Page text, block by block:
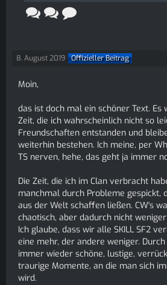
8. August 2019 Offizieller Beitrag
Moin,
das ist doch mal ein schöner Text. Es
Zeit, die ich wahrscheinlich nicht so
Freundschaften entstanden und
weiterhin bestehen. Ich meine, per
TS nerven, hehe, das geht ja immer
Die Zeit, die ich im Clan verbracht
manchmal durch Probleme gespickt,
aus der Welt schaffen ließen. CW's
chaotisch, aber dadurch nicht
Ich glaube, dass wir alle SKILL SF2
eine mehr, der andere weniger.
immer wieder schöne, lustige,
traurige Momente, an die man sich
wird.